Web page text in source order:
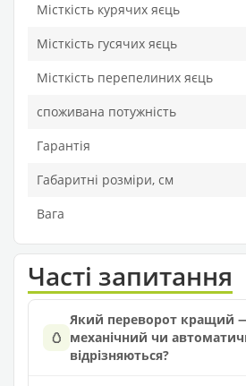
Місткість курячих яєць
Місткість гусячих яєць
Місткість перепелиних яєць
споживана потужність
Гарантія
Габаритні розміри, см
Вага
Часті запитання
🥚
Який переворот кращий
механічний чи
відрізняються?